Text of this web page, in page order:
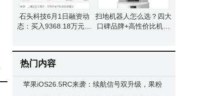
石头科技6月1日融资动
态：买入9368.18万元，
扫地机器人怎么选？四大
口碑品牌+高性价比机型
热门内容
苹果iOS26.5RC来袭：续航信号双升级，果粉